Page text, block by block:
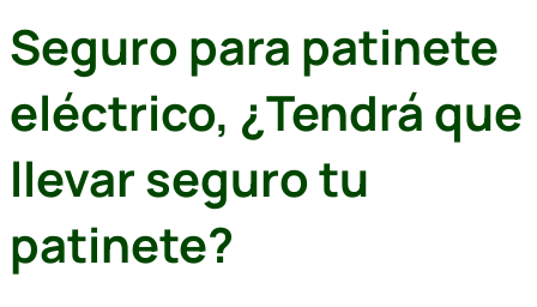
Seguro para patinete
eléctrico, ¿Tendrá que
llevar seguro tu
patinete?